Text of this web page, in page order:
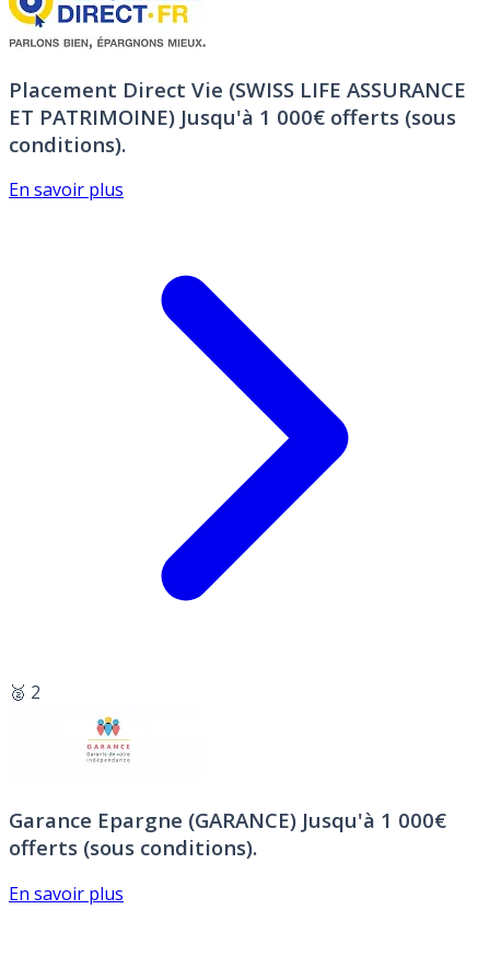
Placement Direct Vie (SWISS LIFE ASSURANCE
ET PATRIMOINE) Jusqu'à 1 000€ offerts (sous
conditions).
En savoir plus
🥈 2
Garance Epargne (GARANCE) Jusqu'à 1 000€
offerts (sous conditions).
En savoir plus